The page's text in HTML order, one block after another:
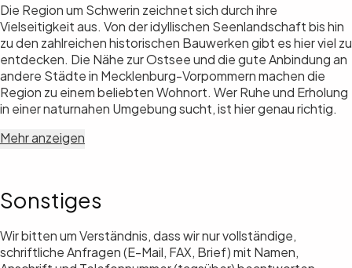
Die Region um Schwerin zeichnet sich durch ihre
Vielseitigkeit aus. Von der idyllischen Seenlandschaft bis hin
zu den zahlreichen historischen Bauwerken gibt es hier viel zu
entdecken. Die Nähe zur Ostsee und die gute Anbindung an
andere Städte in Mecklenburg-Vorpommern machen die
Region zu einem beliebten Wohnort. Wer Ruhe und Erholung
in einer naturnahen Umgebung sucht, ist hier genau richtig.
Mehr anzeigen
Sonstiges
Wir bitten um Verständnis, dass wir nur vollständige,
schriftliche Anfragen (E-Mail, FAX, Brief) mit Namen,